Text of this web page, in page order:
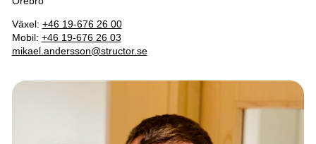
Växel: +46 19-676 26 00
Mobil: +46 19-676 26 03
mikael.andersson@structor.se